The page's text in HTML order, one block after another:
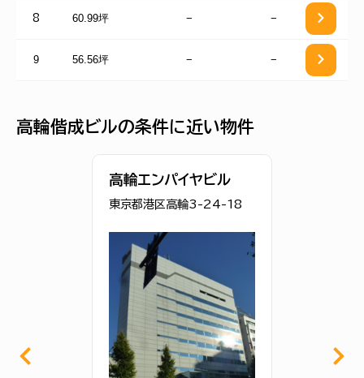
8 60.99坪 − −
9 56.56坪 − −
高輪偕成ビルの条件に近い物件
高輪エンパイヤビル
東京都港区高輪3-24-18